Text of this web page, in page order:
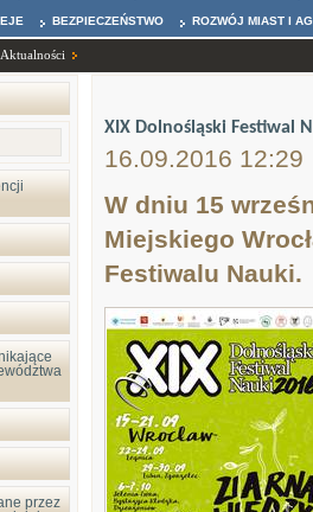
BEZPIECZEŃSTWO ROZWÓJ MIAST I
Aktualności
przez
XIX Dolnośląski Festiwal
16.09.2016 12:29
W dniu 15
Miejskiego
Festiwalu Nauki.